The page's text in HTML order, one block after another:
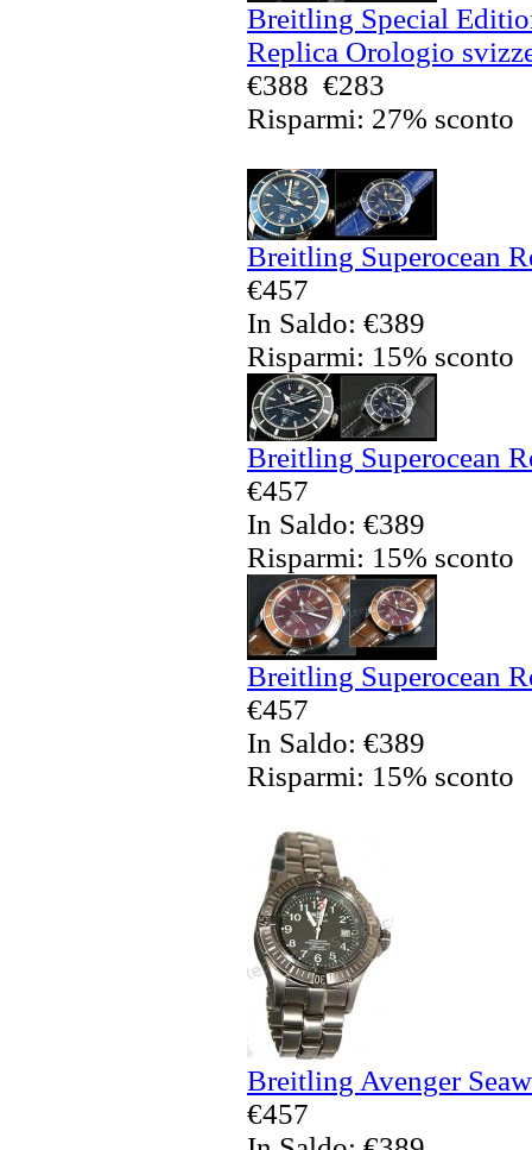
Breitling Special
Replica Orologio
€388 €283
Risparmi: 27% sconto
Breitling Superocean
€457
In Saldo: €389
Risparmi: 15% sconto
Breitling Superocean
€457
In Saldo: €389
Risparmi: 15% sconto
Breitling Superocean
€457
In Saldo: €389
Risparmi: 15% sconto
Breitling Avenger
€457